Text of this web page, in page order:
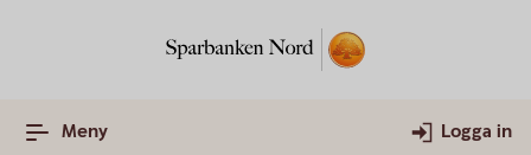
Meny Logga in